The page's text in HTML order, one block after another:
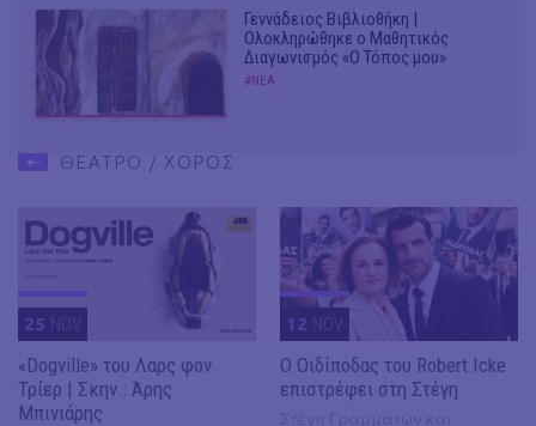
Γεννάδειος Βιβλιοθήκη |
Ολοκληρώθηκε ο Μαθητικός
Διαγωνισμός «Ο Τόπος μου»
#ΝΕΑ
ΘΕΑΤΡΟ / ΧΟΡΟΣ
25 NOV
«Dogville» του Λαρς φον
Τρίερ | Σκην.: Άρης
Μπινιάρης
12 NOV
O Οιδίποδας του Robert Icke
επιστρέφει στη Στέγη